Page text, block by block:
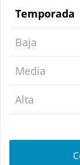
Temporada
Baja
Media
Alta